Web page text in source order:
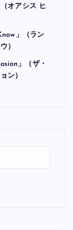
オアシス ヒ
」（ラン
）
」（ザ・
ン）